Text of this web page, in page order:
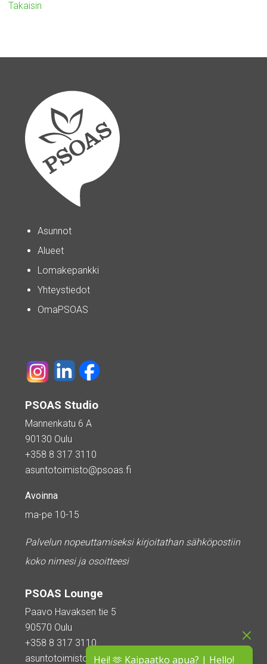
Hei! 🫶 Kaipaatko apua? | Hello!
Takaisin
Asunnot
Alueet
Lomakepankki
Yhteystiedot
OmaPSOAS
PSOAS Studio
Mannenkatu 6 A
90130 Oulu
+358 8 317 3110
asuntotoimisto@psoas.fi
Avoinna
ma-pe 10-15
Palvelun nopeuttamiseksi kirjoitathan sähköpostiin
koko nimesi ja osoitteesi
PSOAS Lounge
Paavo Havaksen tie 5
90570 Oulu
+358 8 317 3110
asuntotoimisto@psoas.fi